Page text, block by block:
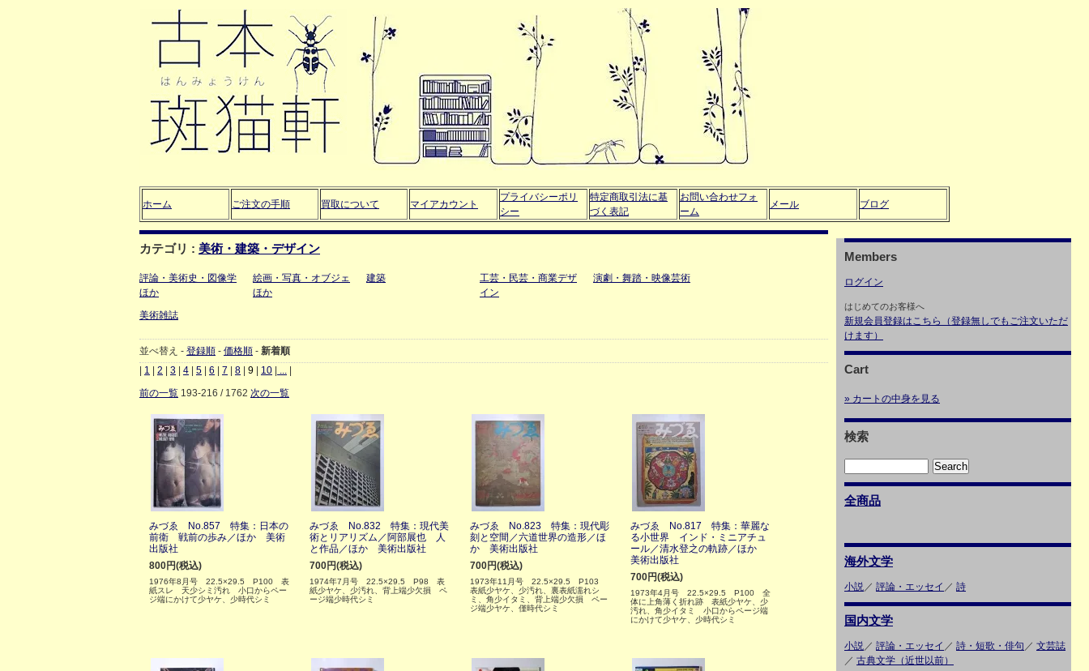
ホーム ご注文の手順 買取について マイアカウント
プライバシーポリ
シー
特定商取引法に基
づく表記
お問い合わせフォ
ーム
メール ブログ
カテゴリ : 美術・建築・デザイン
評論・美術史・図像学
ほか
絵画・写真・オブジェ
ほか
建築
工芸・民芸・商業デザ
イン
演劇・舞踏・映像芸術
美術雑誌
並べ替え - 登録順 - 価格順 - 新着順
1 2 3 4 5 6 7 8 9 10 ...
前の一覧 193-216 / 1762 次の一覧
みづゑ No.857 特集：日本の
前衛 戦前の歩み／ほか 美術
出版社
800円(税込)
1976年8月号 22.5×29.5 P100 表
紙スレ 天少シミ汚れ 小口からペー
ジ端にかけて少ヤケ、少時代シミ
みづゑ No.832 特集：現代美
術とリアリズム／阿部展也 人
と作品／ほか 美術出版社
700円(税込)
1974年7月号 22.5×29.5 P98 表
紙少ヤケ、少汚れ、背上端少欠損 ペ
ージ端少時代シミ
みづゑ No.823 特集：現代彫
刻と空間／六道世界の造形／ほ
か 美術出版社
700円(税込)
1973年11月号 22.5×29.5 P103
表紙少ヤケ、少汚れ、裏表紙濡れシ
ミ、角少イタミ、背上端少欠損 ペー
ジ端少ヤケ、僅時代シミ
みづゑ No.817 特集：華麗な
る小世界 インド・ミニアチュ
ール／清水登之の軌跡／ほか
美術出版社
700円(税込)
1973年4月号 22.5×29.5 P100 全
体に上角薄く折れ跡 表紙少ヤケ、少
汚れ、角少イタミ 小口からページ端
にかけて少ヤケ、少時代シミ
Members
ログイン
はじめてのお客様へ
新規会員登録はこちら（登録無しでもご注文いただ
けます）
Cart
» カートの中身を見る
検索
全商品
海外文学
小説／ 評論・エッセイ ／ 詩
国内文学
小説／ 評論・エッセイ ／ 詩・短歌・俳句 ／ 文芸誌
／ 古典文学（近世以前）